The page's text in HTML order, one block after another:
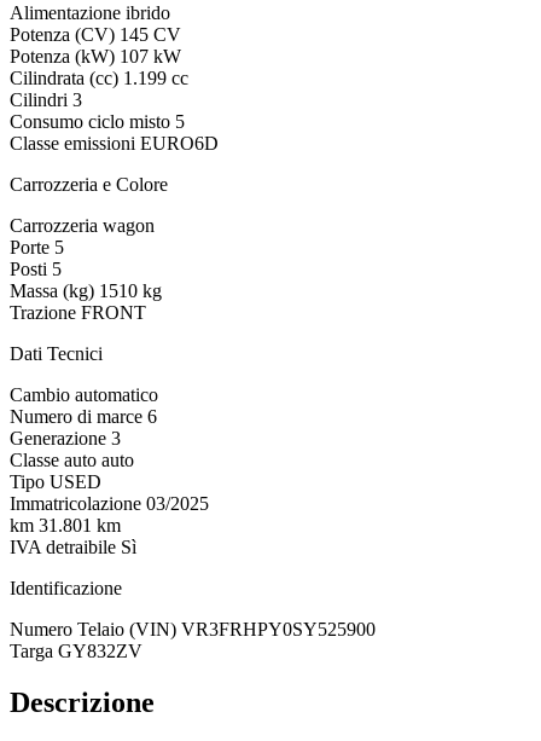
Alimentazione ibrido
Potenza (CV) 145 CV
Potenza (kW) 107 kW
Cilindrata (cc) 1.199 cc
Cilindri 3
Consumo ciclo misto 5
Classe emissioni EURO6D
Carrozzeria e Colore
Carrozzeria wagon
Porte 5
Posti 5
Massa (kg) 1510 kg
Trazione FRONT
Dati Tecnici
Cambio automatico
Numero di marce 6
Generazione 3
Classe auto auto
Tipo USED
Immatricolazione 03/2025
km 31.801 km
IVA detraibile Sì
Identificazione
Numero Telaio (VIN) VR3FRHPY0SY525900
Targa GY832ZV
Descrizione